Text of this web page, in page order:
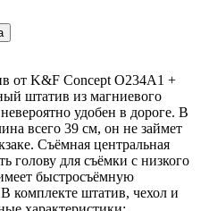
от K&F Concept O234A1 +
штатив из магниевого
удобен в дороге. В
всего 39 см, он не займет
Съёмная центральная
голову для съёмки с низкого
быстросъёмную
комплекте штатив, чехол и